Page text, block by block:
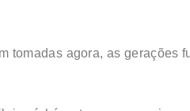
tomadas agora, as gerações